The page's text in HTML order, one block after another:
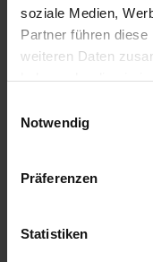
soziale Medien,
Partner führen
weiteren Daten
Notwendig
Präferenzen
Statistiken